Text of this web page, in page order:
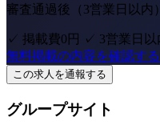
審査通過後（3営業日以内
✓ 掲載費0円 ✓ 3営業日以
無料掲載の内容を確認す
この求人を通報する
グループサイト